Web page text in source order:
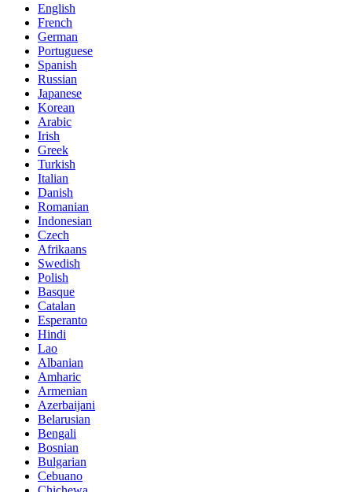
English
French
German
Portuguese
Spanish
Russian
Japanese
Korean
Arabic
Irish
Greek
Turkish
Italian
Danish
Romanian
Indonesian
Czech
Afrikaans
Swedish
Polish
Basque
Catalan
Esperanto
Hindi
Lao
Albanian
Amharic
Armenian
Azerbaijani
Belarusian
Bengali
Bosnian
Bulgarian
Cebuano